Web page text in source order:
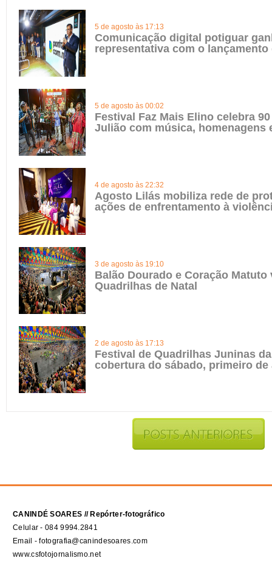
5 de agosto às 17:13
Comunicação digital potiguar
representativa com o lançamento
5 de agosto às 00:02
Festival Faz Mais Elino celebra
Julião com música, homenagens
4 de agosto às 22:32
Agosto Lilás mobiliza rede de
ações de enfrentamento à
3 de agosto às 19:10
Balão Dourado e Coração Matuto
Quadrilhas de Natal
2 de agosto às 17:13
Festival de Quadrilhas Juninas
cobertura do sábado, primeiro de
CANINDÉ SOARES // Repórter-fotográfico
Celular - 084 9994.2841
Email - fotografia@canindesoares.com
www.csfotojornalismo.net